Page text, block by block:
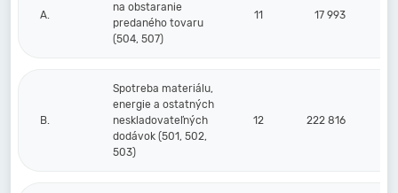
A.
na obstaranie
predaného tovaru
(504, 507)
11 17 993
B.
Spotreba materiálu,
energie a ostatných
neskladovateľných
dodávok (501, 502,
503)
12 222 816